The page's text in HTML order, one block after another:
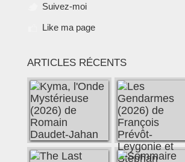
Suivez-moi
Like ma page
ARTICLES RÉCENTS